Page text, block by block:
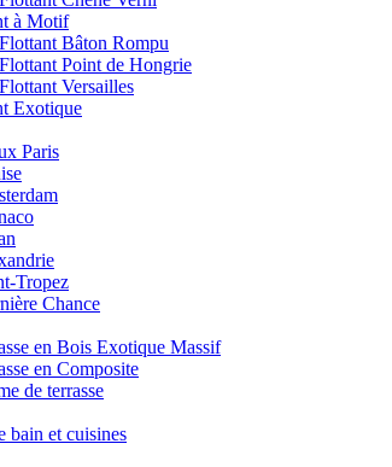
à Motif
Bâton Rompu
Point de Hongrie
Versailles
Exotique
Paris
Tropez
Chance
en Bois Exotique Massif
en Composite
de terrasse
bain et cuisines